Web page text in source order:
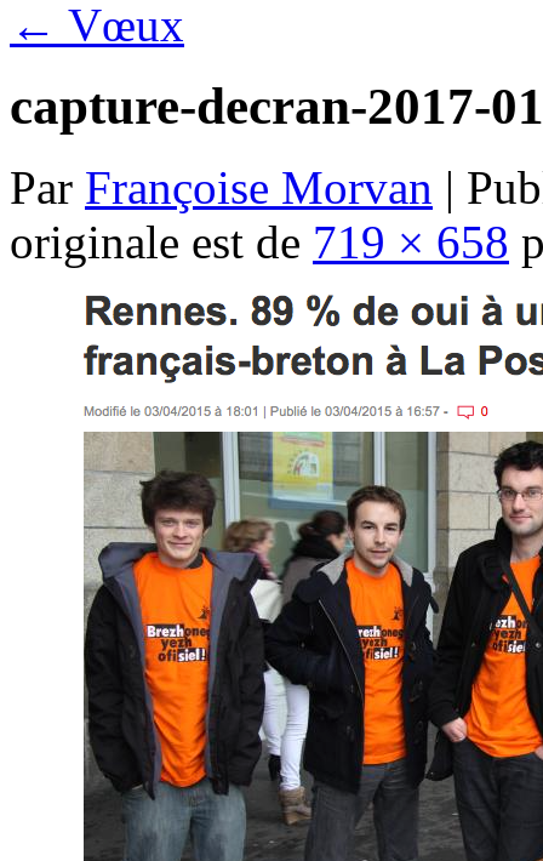
← Vœux
capture-decran-2017-
Par Françoise Morvan |
originale est de 719 × 658